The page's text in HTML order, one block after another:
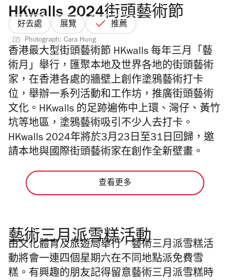
HKwalls 2024街頭藝術節
好去處 展覽 推薦
Photograph: Cara Hung
香港最大型街頭藝術節 HKwalls 每年三月「藝
術月」舉行，匯聚本地及世界各地的街頭藝術
家，在香港各處的牆壁上創作塗鴉藝術打卡
位，舉辦一系列活動和工作坊，推廣街頭藝術
文化。HKwalls 的足跡遍佈中上環、灣仔、黃竹
坑等地區，塗鴉藝術吸引不少人去打卡。
HKwalls 2024年將於3月23日至31日回歸，邀
請本地與國際街頭藝術家在創作全新壁畫。
查看更多
藝術三月派雪糕活動
由文化體育及旅遊局舉行，藝術三月派雪糕活
動將會一連四個星期六在不同地點派免費雪
糕。有興趣的朋友記得留意藝術三月派雪糕時